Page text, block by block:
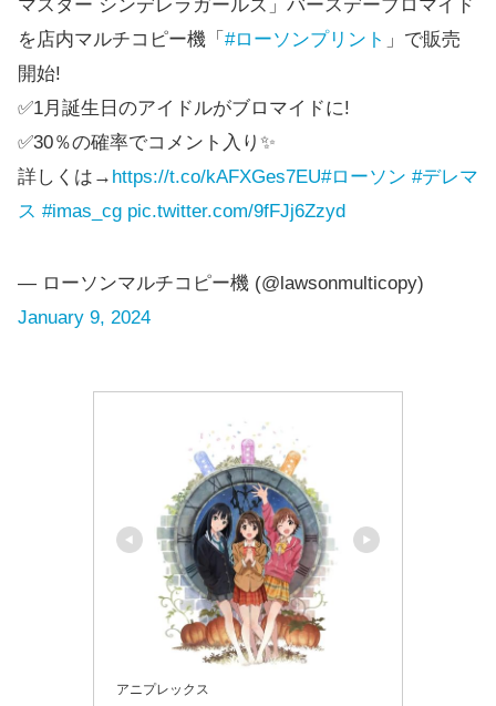
マスター シンデレラガールズ」バースデーブロマイド
を店内マルチコピー機「 #ローソンプリント 」で販売
開始!
✅1月誕生日のアイドルがブロマイドに!
✅30％の確率でコメント入り✨
詳しくは→ https://t.co/kAFXGes7EU#ローソン #デレマ
ス #imas_cg pic.twitter.com/9fFJj6Zzyd
— ローソンマルチコピー機 (@lawsonmulticopy)
January 9, 2024
アニプレックス